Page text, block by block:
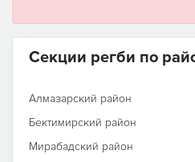
Секции регби по
Алмазарский район
Бектимирский район
Мирабадский район